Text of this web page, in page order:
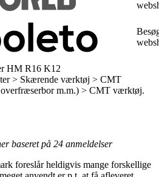
HM R16 K12
> Skærende værktøj > CMT
m.m.) > CMT værktøj.
baseret på 24 anmeldelser
foreslår heldigvis mange forskellige